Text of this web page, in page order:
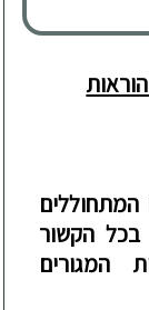
המתחוללים
בכל הקשור
המגורים